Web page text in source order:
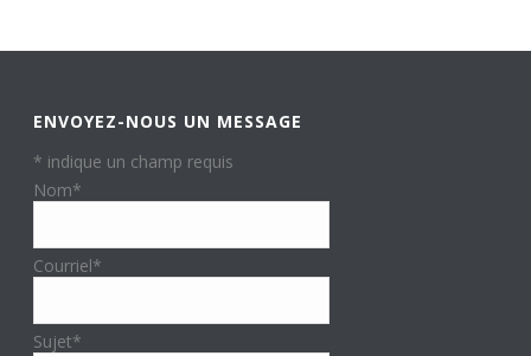
ENVOYEZ-NOUS UN MESSAGE
* indique un champ requis
Nom*
Courriel*
Sujet*